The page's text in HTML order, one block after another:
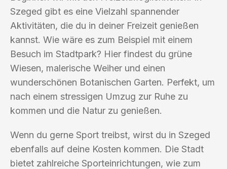
Szeged gibt es eine Vielzahl spannender
Aktivitäten, die du in deiner Freizeit genießen
kannst. Wie wäre es zum Beispiel mit einem
Besuch im Stadtpark? Hier findest du grüne
Wiesen, malerische Weiher und einen
wunderschönen Botanischen Garten. Perfekt, um
nach einem stressigen Umzug zur Ruhe zu
kommen und die Natur zu genießen.
Wenn du gerne Sport treibst, wirst du in Szeged
ebenfalls auf deine Kosten kommen. Die Stadt
bietet zahlreiche Sporteinrichtungen, wie zum